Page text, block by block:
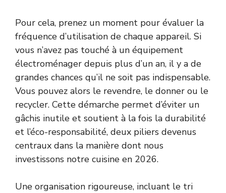
Pour cela, prenez un moment pour évaluer la
fréquence d’utilisation de chaque appareil. Si
vous n’avez pas touché à un équipement
électroménager depuis plus d’un an, il y a de
grandes chances qu’il ne soit pas indispensable.
Vous pouvez alors le revendre, le donner ou le
recycler. Cette démarche permet d’éviter un
gâchis inutile et soutient à la fois la durabilité
et l’éco-responsabilité, deux piliers devenus
centraux dans la manière dont nous
investissons notre cuisine en 2026.
Une organisation rigoureuse, incluant le tri